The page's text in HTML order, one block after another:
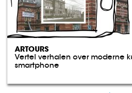
ARTOURS
Vertel verhalen over moderne
smartphone